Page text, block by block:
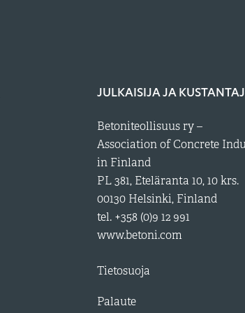
JULKAISIJA JA
Betoniteollisuus ry –
Association of Concrete
in Finland
PL 381, Eteläranta 10, 10 krs.
00130 Helsinki, Finland
tel. +358 (0)9 12 991
www.betoni.com
Tietosuoja
Palaute